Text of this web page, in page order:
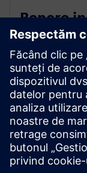
Repere
valorile
Editorul de
propriile KPI
mod continuu.